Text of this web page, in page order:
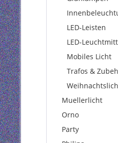
LED-Leisten
LED-
Mobiles Licht
Trafos &
Muellerlicht
Orno
Party